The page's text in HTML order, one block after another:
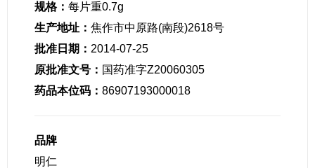
规格： 每片重0.7g
生产地址： 焦作市中原路(南段)2618号
批准日期： 2014-07-25
原批准文号： 国药准字Z20060305
药品本位码： 86907193000018
品牌
明仁